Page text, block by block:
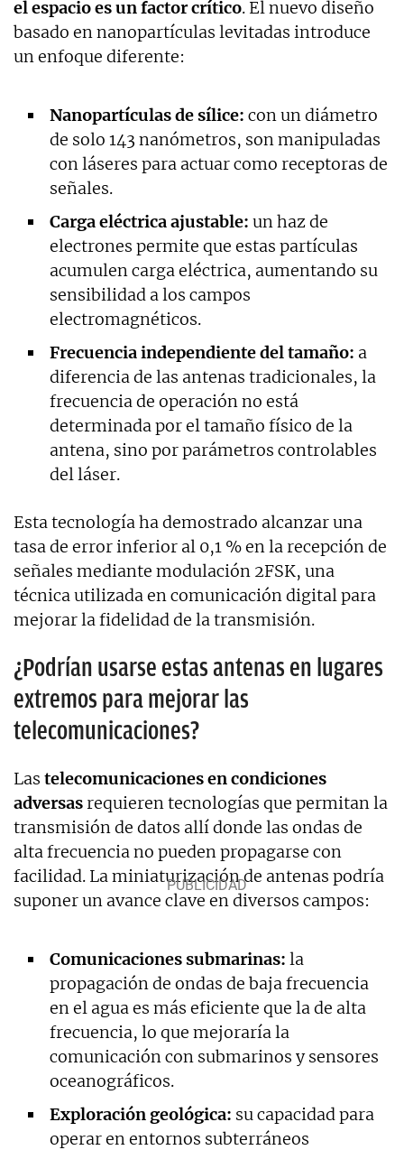
el espacio es un factor crítico. El nuevo diseño
basado en nanopartículas levitadas introduce
un enfoque diferente:
Nanopartículas de sílice: con un diámetro
de solo 143 nanómetros, son manipuladas
con láseres para actuar como receptoras de
señales.
Carga eléctrica ajustable: un haz de
electrones permite que estas partículas
acumulen carga eléctrica, aumentando su
sensibilidad a los campos
electromagnéticos.
Frecuencia independiente del tamaño: a
diferencia de las antenas tradicionales, la
frecuencia de operación no está
determinada por el tamaño físico de la
antena, sino por parámetros controlables
del láser.
Esta tecnología ha demostrado alcanzar una
tasa de error inferior al 0,1 % en la recepción de
señales mediante modulación 2FSK, una
técnica utilizada en comunicación digital para
mejorar la fidelidad de la transmisión.
¿Podrían usarse estas antenas en lugares
extremos para mejorar las
telecomunicaciones?
Las telecomunicaciones en condiciones
adversasrequieren tecnologías que permitan la
transmisión de datos allí donde las ondas de
alta frecuencia no pueden propagarse con
facilidad. La miniaturización de antenas podría
suponer un avance clave en diversos campos:
Comunicaciones submarinas: la
propagación de ondas de baja frecuencia
en el agua es más eficiente que la de alta
frecuencia, lo que mejoraría la
comunicación con submarinos y sensores
oceanográficos.
Exploración geológica: su capacidad para
operar en entornos subterráneos